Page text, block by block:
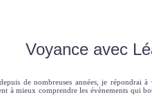
Voyance avec
de nombreuses années, je répondrai à
à mieux comprendre les évènements qui